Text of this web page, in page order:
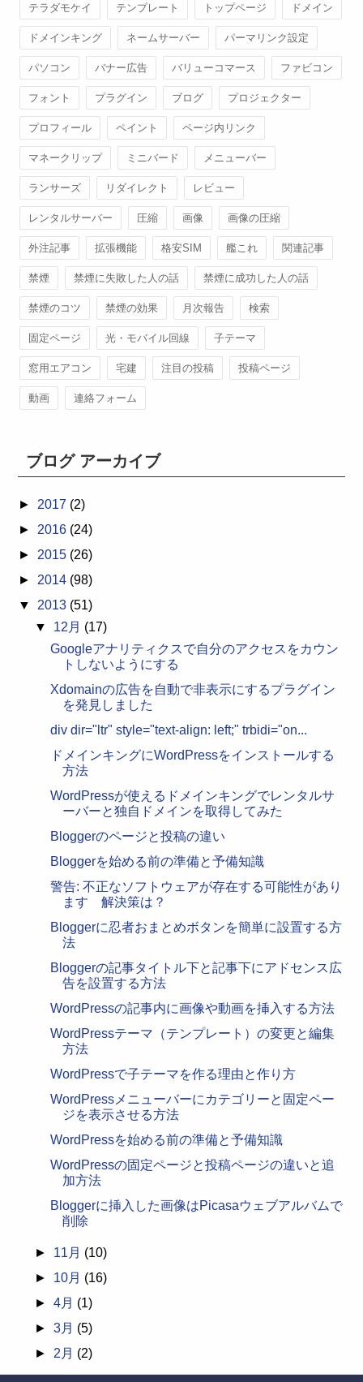
テラダモケイ テンプレート トップページ ドメイン
ドメインキング ネームサーバー パーマリンク設定
パソコン バナー広告 バリューコマース ファビコン
フォント プラグイン ブログ プロジェクター
プロフィール ペイント ページ内リンク
マネークリップ ミニバード メニューバー
ランサーズ リダイレクト レビュー
レンタルサーバー 圧縮 画像 画像の圧縮
外注記事 拡張機能 格安SIM 艦これ 関連記事
禁煙 禁煙に失敗した人の話 禁煙に成功した人の話
禁煙のコツ 禁煙の効果 月次報告 検索
固定ページ 光・モバイル回線 子テーマ
窓用エアコン 宅建 注目の投稿 投稿ページ
動画 連絡フォーム
ブログ アーカイブ
► 2017 (2)
► 2016 (24)
► 2015 (26)
► 2014 (98)
▼ 2013 (51)
▼ 12月 (17)
Googleアナリティクスで自分のアクセスをカウン
トしないようにする
Xdomainの広告を自動で非表示にするプラグイン
を発見しました
div dir="ltr" style="text-align: left;" trbidi="on...
ドメインキングにWordPressをインストールする
方法
WordPressが使えるドメインキングでレンタルサ
ーバーと独自ドメインを取得してみた
Bloggerのページと投稿の違い
Bloggerを始める前の準備と予備知識
警告: 不正なソフトウェアが存在する可能性があり
ます 解決策は？
Bloggerに忍者おまとめボタンを簡単に設置する方
法
Bloggerの記事タイトル下と記事下にアドセンス広
告を設置する方法
WordPressの記事内に画像や動画を挿入する方法
WordPressテーマ（テンプレート）の変更と編集
方法
WordPressで子テーマを作る理由と作り方
WordPressメニューバーにカテゴリーと固定ペー
ジを表示させる方法
WordPressを始める前の準備と予備知識
WordPressの固定ページと投稿ページの違いと追
加方法
Bloggerに挿入した画像はPicasaウェブアルバムで
削除
► 11月 (10)
► 10月 (16)
► 4月 (1)
► 3月 (5)
► 2月 (2)